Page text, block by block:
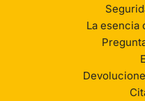
La esencia